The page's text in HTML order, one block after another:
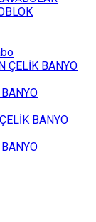
ÇELİK BANYO
BANYO